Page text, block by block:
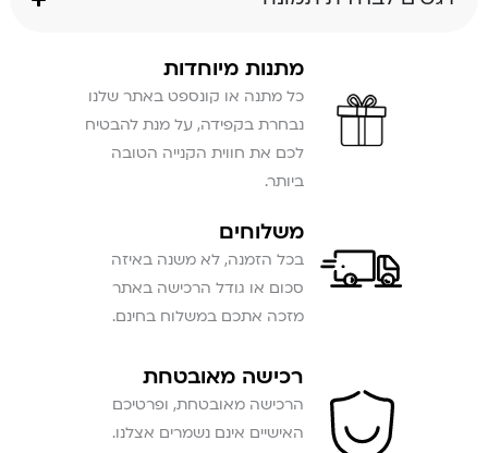
מתנות מיוחדות
כל מתנה או קונספט באתר שלנו
נבחרת בקפידה, על מנת להבטיח
לכם את חווית הקנייה הטובה
ביותר.
משלוחים
בכל הזמנה, לא משנה באיזה
סכום או גודל הרכישה באתר
מזכה אתכם במשלוח בחינם.
רכישה מאובטחת
הרכישה מאובטחת, ופרטיכם
האישיים אינם נשמרים אצלנו.